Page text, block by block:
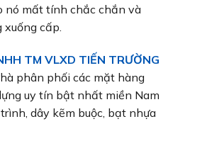
nó mất tính chắc chắn và
xuống cấp.
TM VLXD TIẾN TRƯỜNG
phân phối các mặt hàng
uy tín bật nhất miền Nam
dây kẽm buộc, bạt nhựa